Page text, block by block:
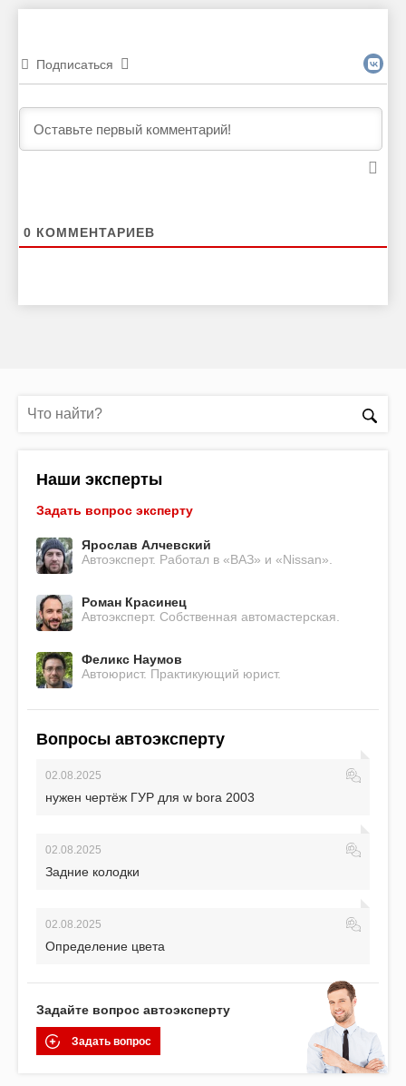
Подписаться
0 КОММЕНТАРИЕВ
Наши эксперты
Задать вопрос эксперту
Ярослав Алчевский
Автоэксперт. Работал в «ВАЗ» и «Nissan».
Роман Красинец
Автоэксперт. Собственная автомастерская.
Феликс Наумов
Автоюрист. Практикующий юрист.
Вопросы автоэксперту
02.08.2025
нужен чертёж ГУР для w bora 2003
02.08.2025
Задние колодки
02.08.2025
Определение цвета
Задайте вопрос автоэксперту
Задать вопрос